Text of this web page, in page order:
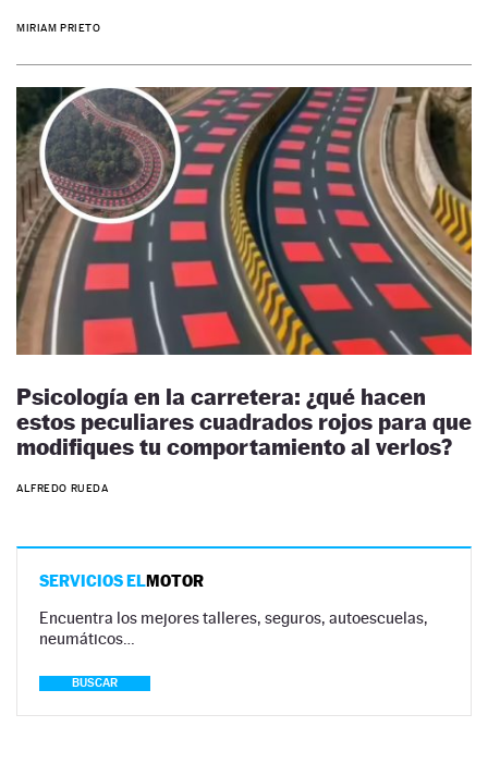
MIRIAM PRIETO
Psicología en la carretera: ¿qué hacen
estos peculiares cuadrados rojos para que
modifiques tu comportamiento al verlos?
ALFREDO RUEDA
SERVICIOS ELMOTOR
Encuentra los mejores talleres, seguros, autoescuelas,
neumáticos…
BUSCAR